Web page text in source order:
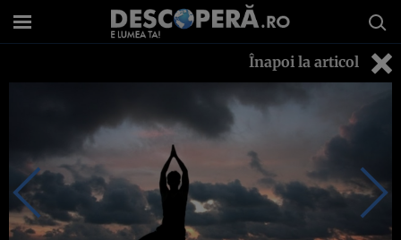
Înapoi la articol